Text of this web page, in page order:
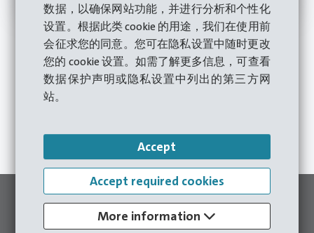
数据，以确保网站功能，并进行分析和个性化
设置。根据此类 cookie 的用途，我们在使用前
会征求您的同意。您可在隐私设置中随时更改
您的 cookie 设置。如需了解更多信息，可查看
数据保护声明或隐私设置中列出的第三方网
站。
Accept
Accept required cookies
More information
立即咨询
合适的压力机